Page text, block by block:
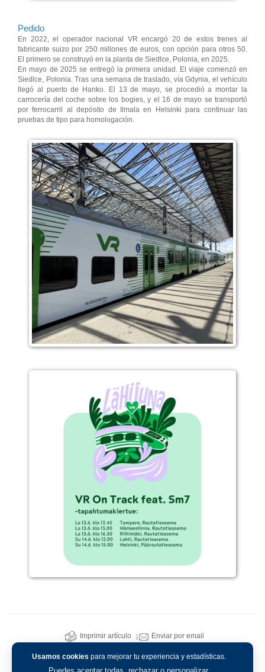
Usamos cookies para mejorar tu experiencia y estadísticas.
Pedido
En 2022, el operador nacional VR encargó 20 de estos trenes al
fabricante suizo por 250 millones de euros, con opción para otros 50.
El primero se construyó en la planta de Siedlce, Polonia, en 2025.
En mayo de 2025 se entregó la primera unidad. El viaje comenzó en
Siedlce, Polonia. Tras una semana de traslado, vía Gdynia, el vehículo
llegó al puerto de Hanko. El 13 de mayo, se procedió a montar la
carrocería del coche sobre los bogies, y el 16 de mayo se transportó
por ferrocarril al depósito de Ilmala en Helsinki para continuar las
pruebas de tipo para homologación.
Imprimir artículo Enviar por email